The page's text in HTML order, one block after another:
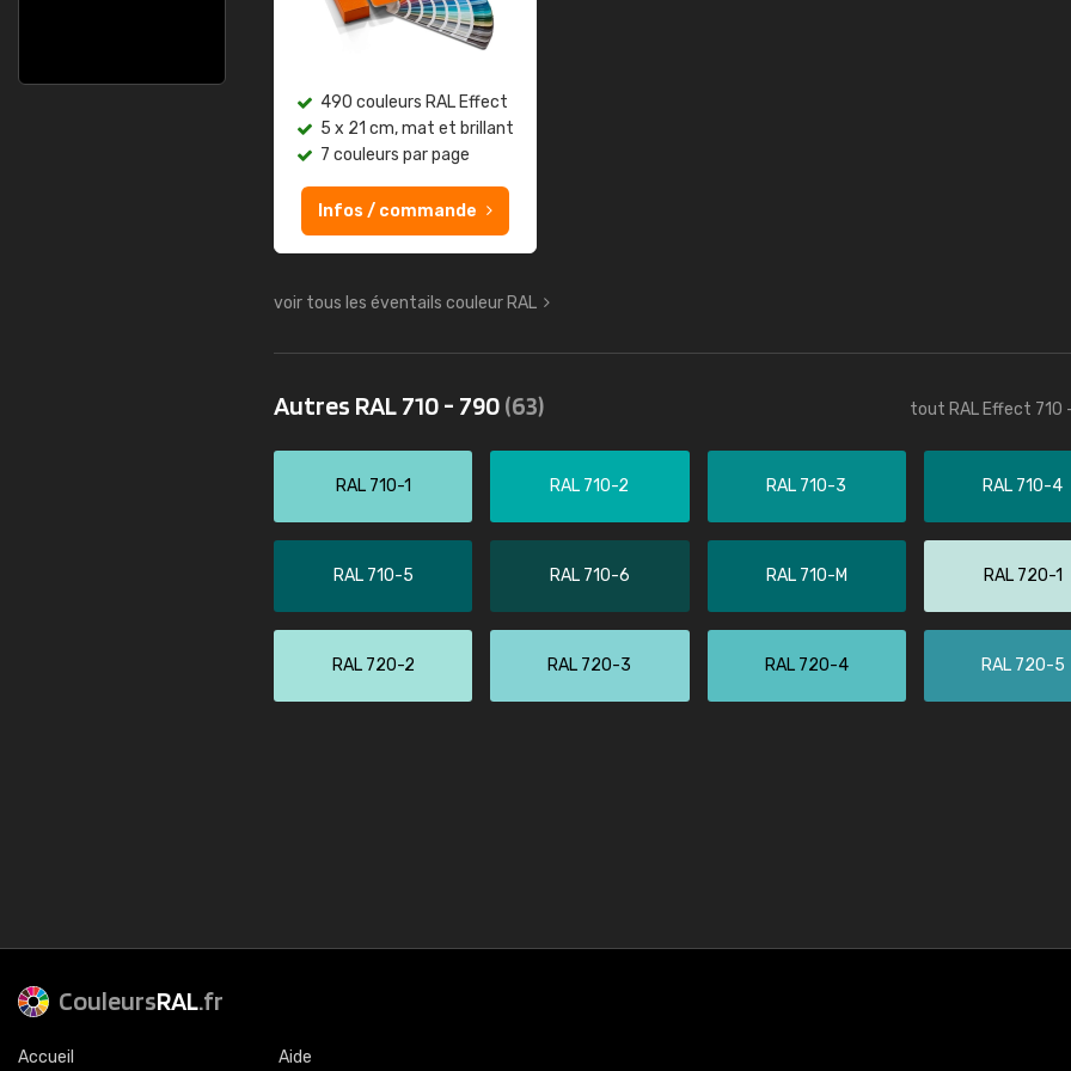
490 couleurs RAL Effect
5 x 21 cm, mat et brillant
7 couleurs par page
Infos / commande
voir tous les éventails couleur RAL
Autres RAL 710 - 790(63) tout RAL Effect 710
RAL 710-1 RAL 710-2 RAL 710-3 RAL 710-4
RAL 710-5 RAL 710-6 RAL 710-M RAL 720-1
RAL 720-2 RAL 720-3 RAL 720-4 RAL 720-5
CouleursRAL.fr
Accueil Aide